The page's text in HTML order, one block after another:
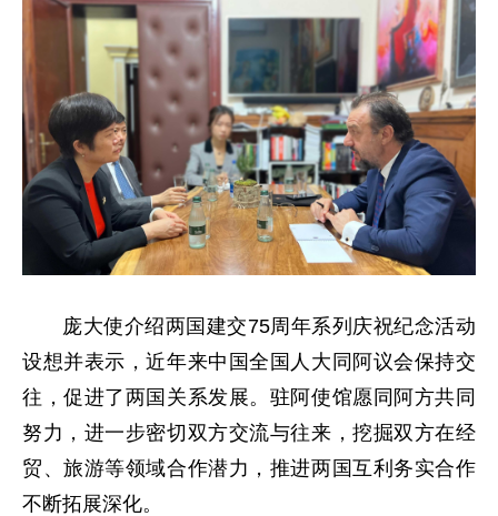
庞大使介绍两国建交75周年系列庆祝纪念活动
设想并表示，近年来中国全国人大同阿议会保持交
往，促进了两国关系发展。驻阿使馆愿同阿方共同
努力，进一步密切双方交流与往来，挖掘双方在经
贸、旅游等领域合作潜力，推进两国互利务实合作
不断拓展深化。